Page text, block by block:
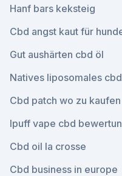
Hanf bars keksteig
Cbd angst kaut für
Gut aushärten cbd öl
Natives liposomales
Cbd patch wo zu kaufen
Ipuff vape cbd
Cbd oil la crosse
Cbd business in europe